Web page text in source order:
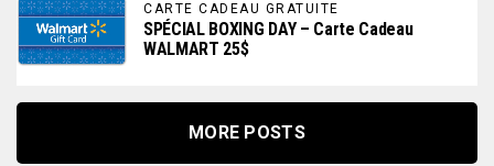
CARTE CADEAU GRATUITE
SPÉCIAL BOXING DAY – Carte Cadeau
WALMART 25$
MORE POSTS